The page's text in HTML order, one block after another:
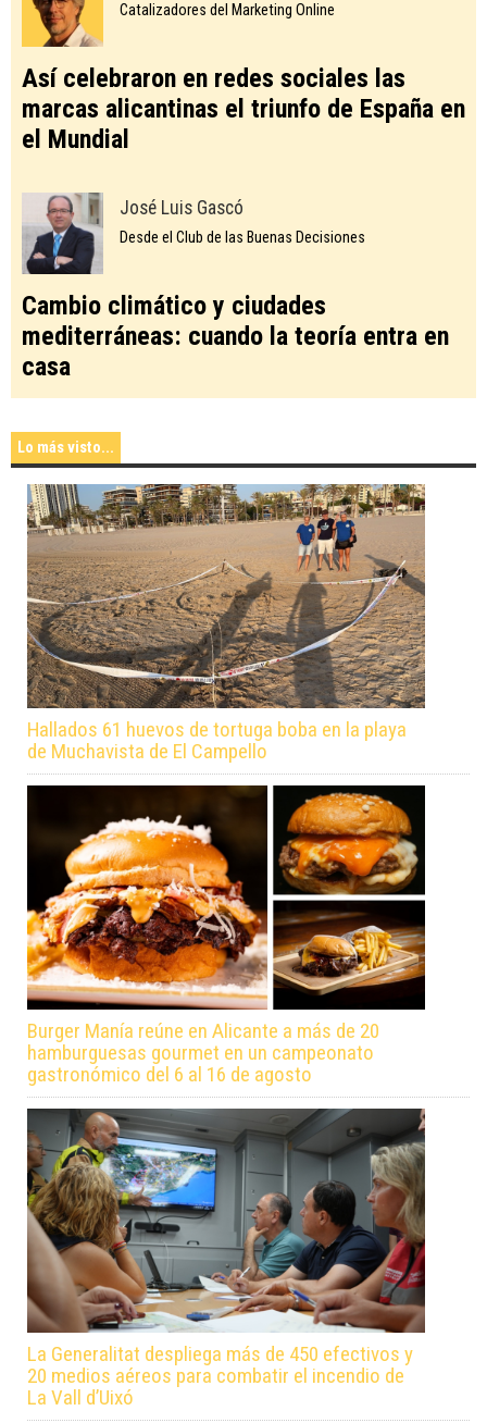
Catalizadores del Marketing Online
Así celebraron en redes sociales las
marcas alicantinas el triunfo de España en
el Mundial
José Luis Gascó
Desde el Club de las Buenas Decisiones
Cambio climático y ciudades
mediterráneas: cuando la teoría entra en
casa
Lo más visto...
Hallados 61 huevos de tortuga boba en la playa
de Muchavista de El Campello
Burger Manía reúne en Alicante a más de 20
hamburguesas gourmet en un campeonato
gastronómico del 6 al 16 de agosto
La Generalitat despliega más de 450 efectivos y
20 medios aéreos para combatir el incendio de
La Vall d’Uixó